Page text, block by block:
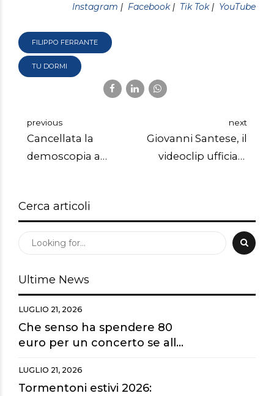
Instagram | Facebook| Tik Tok| YouTube
FILIPPO FERRANTE
TU DORMI
previous
Cancellata la
demoscopia a
radio nazionali e
next
Giovanni Santese, il
videoclip ufficiale
Cerca articoli
Ultime News
LUGLIO 21, 2026
Che senso ha spendere 80
euro per un concerto se alla
maxischermi?
LUGLIO 21, 2026
Tormentoni estivi 2026: